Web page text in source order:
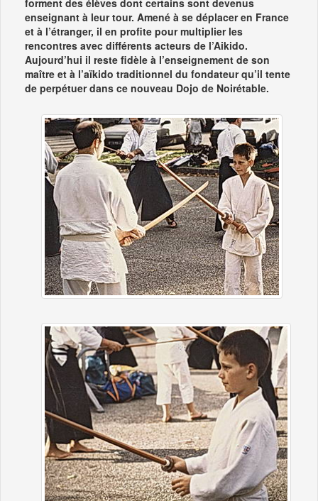
forment des élèves dont certains sont devenus
enseignant à leur tour. Amené à se déplacer en France
et à l’étranger, il en profite pour multiplier les
rencontres avec différents acteurs de l’Aikido.
Aujourd’hui il reste fidèle à l’enseignement de son
maître et à l’aïkido traditionnel du fondateur qu’il tente
de perpétuer dans ce nouveau Dojo de Noirétable.